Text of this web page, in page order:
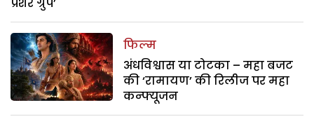
फिल्म
अंधविश्वास या टोटका – महा बजट
की ‘रामायण’ की रिलीज पर महा
कन्फ्यूजन